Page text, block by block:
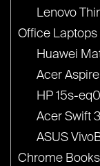
Lenovo
Office
Huawei
Acer
HP 15s-
Acer Swift 3
ASUS
Chrome Books